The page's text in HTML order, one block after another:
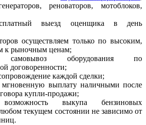
реноваторов, мотоблоков,
выезд оценщика в день
осуществляем только по высоким,
к рыночным ценам;
самовывоз оборудования по
договоренности;
каждой сделки;
мгновенную выплату наличными после
купли-продажи;
выкупа бензиновых
текущем состоянии не зависимо от